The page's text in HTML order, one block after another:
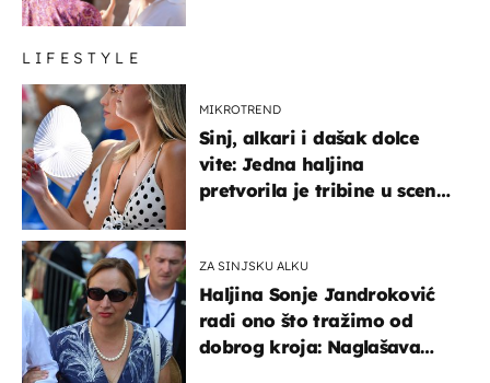
LIFESTYLE
MIKROTREND
Sinj, alkari i dašak dolce
vite: Jedna haljina
pretvorila je tribine u scenu
ZA SINJSKU ALKU
Haljina Sonje Jandroković
radi ono što tražimo od
dobrog kroja: Naglašava